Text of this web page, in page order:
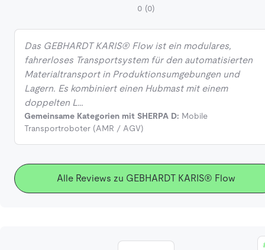
0 (0)
Das GEBHARDT KARIS® Flow ist ein modulares,
fahrerloses Transportsystem für den automatisierten
Materialtransport in Produktionsumgebungen und
Lagern. Es kombiniert einen Hubmast mit einem
doppelten L…
Gemeinsame Kategorien mit SHERPA D: Mobile
Transportroboter (AMR / AGV)
Alle Reviews zu GEBHARDT KARIS® Flow